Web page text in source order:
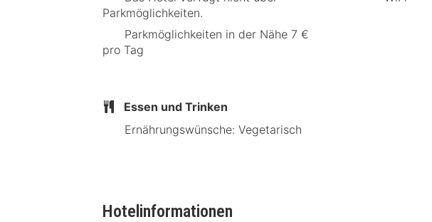
Parkmöglichkeiten.
pro Tag
Essen und Trinken
Ernährungswünsche: Vegetarisch
Hotelinformationen